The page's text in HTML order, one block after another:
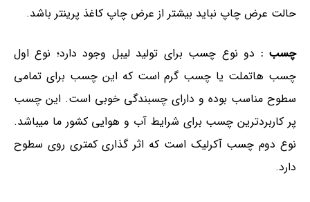
حالت عرض چاپ نباید بیشتر از عرض چاپ کاغذ پرینتر باشد.
چسب : دو نوع چسب برای تولید لیبل وجود دارد؛ نوع اول
چسب هاتملت یا چسب گرم است که این چسب برای تمامی
سطوح مناسب بوده و دارای چسبندگی خوبی است. این چسب
پر کاربردترین چسب برای شرایط آب و هوایی کشور ما میباشد.
نوع دوم چسب آکرلیک است که اثر گذاری کمتری روی سطوح
دارد.